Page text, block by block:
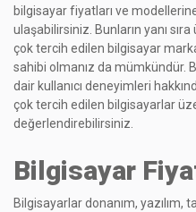
bilgisayar fiyatları ve
ulaşabilirsiniz. Bunların yanı
çok tercih edilen bilgisayar
sahibi olmanız da mümkündür.
dair kullanıcı deneyimleri
çok tercih edilen bilgisayarlar
değerlendirebilirsiniz.
Bilgisayar
Bilgisayarlar donanım, yazılım,